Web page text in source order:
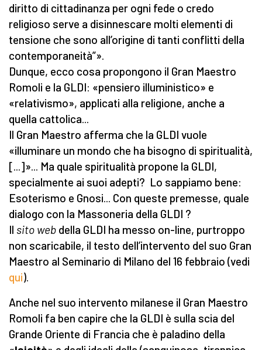
diritto di cittadinanza per ogni fede o credo
religioso serve a disinnescare molti elementi di
tensione che sono all’origine di tanti conflitti della
contemporaneità”».
Dunque, ecco cosa propongono il Gran Maestro
Romoli e la GLDI: «pensiero illuministico» e
«relativismo», applicati alla religione, anche a
quella cattolica...
Il Gran Maestro afferma che la GLDI vuole
«illuminare un mondo che ha bisogno di spiritualità,
[...]»... Ma quale spiritualità propone la GLDI,
specialmente ai suoi adepti? Lo sappiamo bene:
Esoterismo e Gnosi... Con queste premesse, quale
dialogo con la Massoneria della GLDI ?
Il sito web della GLDI ha messo on-line, purtroppo
non scaricabile, il testo dell’intervento del suo Gran
Maestro al Seminario di Milano del 16 febbraio (vedi
qui).
Anche nel suo intervento milanese il Gran Maestro
Romoli fa ben capire che la GLDI è sulla scia del
Grande Oriente di Francia che è paladino della